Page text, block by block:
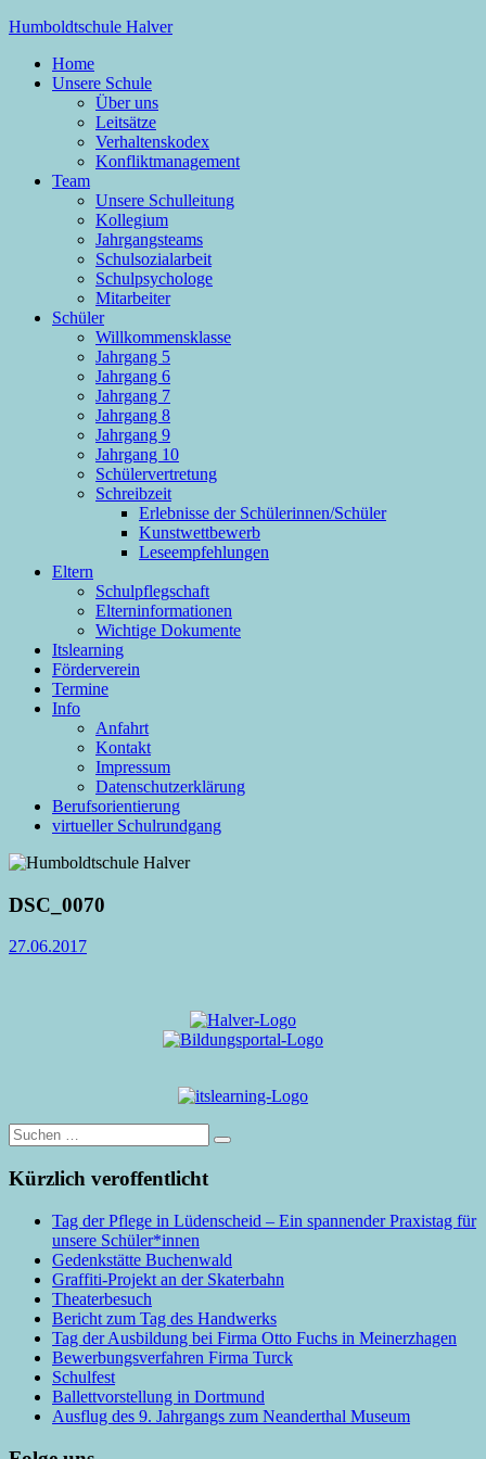
Zum
springen
Humboldtschule Halver
Sekundarschule der Stadt Halver
Home
Unsere Schule
Über uns
Leitsätze
Verhaltenskodex
Konfliktmanagement
Team
Unsere Schulleitung
Kollegium
Jahrgangsteams
Schulsozialarbeit
Schulpsychologe
Mitarbeiter
Schüler
Willkommensklasse
Jahrgang 5
Jahrgang 6
Jahrgang 7
Jahrgang 8
Jahrgang 9
Jahrgang 10
Schülervertretung
Schreibzeit
Erlebnisse der Schülerinnen/Schüler
Kunstwettbewerb
Leseempfehlungen
Eltern
Schulpflegschaft
Elterninformationen
Wichtige Dokumente
Itslearning
Förderverein
Termine
Info
Anfahrt
Kontakt
Impressum
Datenschutzerklärung
Berufsorientierung
virtueller Schulrundgang
DSC_0070
27.06.2017
Suche
nach:
Kürzlich veroffentlicht
Tag der Pflege in Lüdenscheid – Ein spannender Praxistag für
unsere Schüler*innen
Gedenkstätte Buchenwald
Graffiti-Projekt an der Skaterbahn
Theaterbesuch
Bericht zum Tag des Handwerks
Tag der Ausbildung bei Firma Otto Fuchs in Meinerzhagen
Bewerbungsverfahren Firma Turck
Schulfest
Ballettvorstellung in Dortmund
Ausflug des 9. Jahrgangs zum Neanderthal Museum